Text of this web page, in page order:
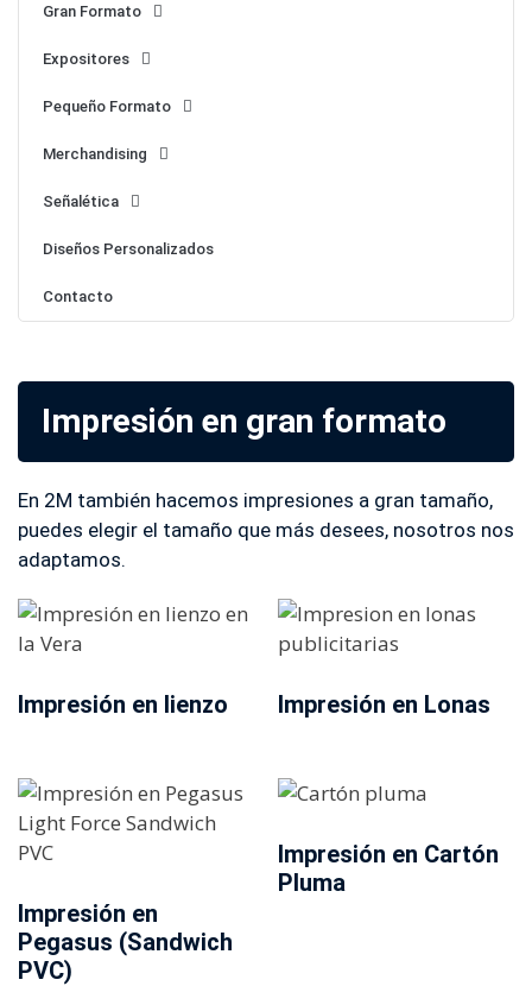
Gran Formato
Expositores
Pequeño Formato
Merchandising
Señalética
Diseños Personalizados
Contacto
Impresión en gran formato
En 2M también hacemos impresiones a gran tamaño,
puedes elegir el tamaño que más desees, nosotros nos
adaptamos.
Impresión en lienzo Impresión en Lonas
Impresión en
Pegasus (Sandwich
PVC)
Impresión en Cartón
Pluma